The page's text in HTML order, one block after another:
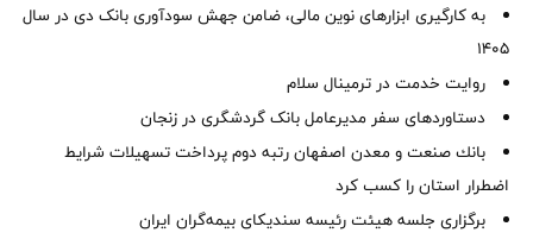
به کارگیری ابزارهای نوین مالی، ضامن جهش سودآوری بانک دی در سال
1405
روایت خدمت در ترمینال سلام
دستاوردهای سفر مدیرعامل بانک گردشگری در زنجان
بانك صنعت و معدن اصفهان رتبه دوم پرداخت تسهیلات شرایط
اضطرار استان را كسب كرد
برگزاری جلسه هیئت رئیسه سندیکای بیمه‌گران ایران